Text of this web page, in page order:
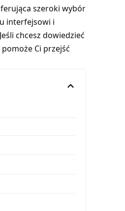
szeroki wybór
interfejsowi i
chcesz dowiedzieć
Ci przejść